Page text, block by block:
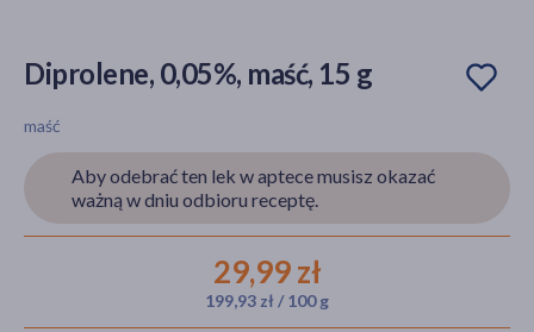
Diprolene, 0,05%, maść, 15 g
maść
Aby odebrać ten lek w aptece musisz okazać
ważną w dniu odbioru receptę.
29,99 zł
199,93 zł / 100 g